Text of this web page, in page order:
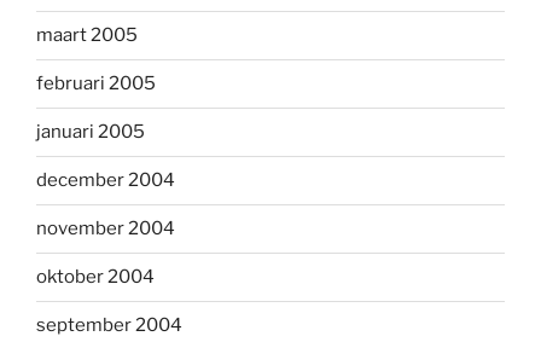
maart 2005
februari 2005
januari 2005
december 2004
november 2004
oktober 2004
september 2004